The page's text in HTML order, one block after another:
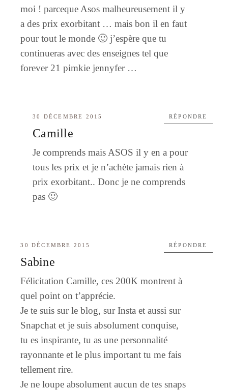
moi ! parceque Asos malheureusement il y
a des prix exorbitant … mais bon il en faut
pour tout le monde 🙂 j’espère que tu
continueras avec des enseignes tel que
forever 21 pimkie jennyfer …
30 DÉCEMBRE 2015
Camille
Je comprends mais ASOS il y en a pour
tous les prix et je n’achète jamais rien à
prix exorbitant.. Donc je ne comprends
pas 🙂
RÉPONDRE
30 DÉCEMBRE 2015
Sabine
Félicitation Camille, ces 200K montrent à
quel point on t’apprécie.
Je te suis sur le blog, sur Insta et aussi sur
Snapchat et je suis absolument conquise,
tu es inspirante, tu as une personnalité
rayonnante et le plus important tu me fais
tellement rire.
Je ne loupe absolument aucun de tes snaps
RÉPONDRE